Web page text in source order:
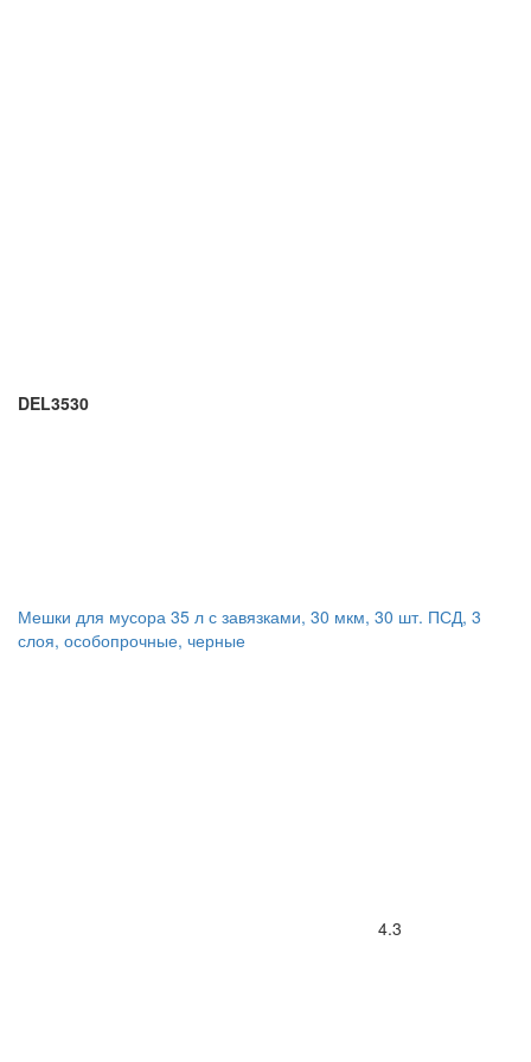
DEL3530
Мешки для мусора 35 л с завязками, 30 мкм, 30 шт. ПСД, 3
слоя, особопрочные, черные
4.3